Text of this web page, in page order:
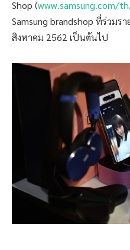
Shop (www.samsung.com/
Samsung brandshop ที่ร่วมรา
สิงหาคม 2562 เป็นต้นไป